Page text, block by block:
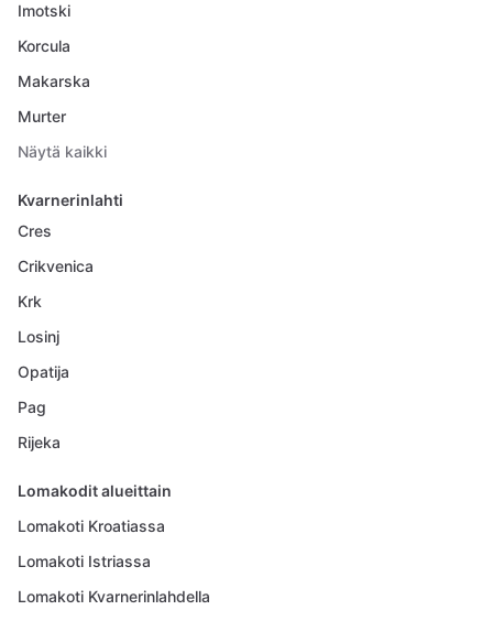
Imotski
Korcula
Makarska
Murter
Näytä kaikki
Kvarnerinlahti
Cres
Crikvenica
Krk
Losinj
Opatija
Pag
Rijeka
Lomakodit alueittain
Lomakoti Kroatiassa
Lomakoti Istriassa
Lomakoti Kvarnerinlahdella